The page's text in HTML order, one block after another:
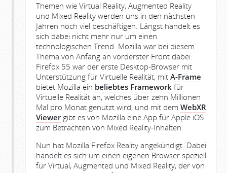
Themen wie Virtual Reality, Augmented Reality
und Mixed Reality werden uns in den nächsten
Jahren noch viel beschäftigen. Längst handelt es
sich dabei nicht mehr nur um einen
technologischen Trend. Mozilla war bei diesem
Thema von Anfang an vorderster Front dabei:
Firefox 55 war der erste Desktop-Browser mit
Unterstützung für Virtuelle Realität, mit A-Frame
bietet Mozilla ein beliebtes Framework für
Virtuelle Realität an, welches über zehn Millionen
Mal pro Monat genutzt wird, und mit dem WebXR
Viewergibt es von Mozilla eine App für Apple iOS
zum Betrachten von Mixed Reality-Inhalten.
Nun hat Mozilla Firefox Reality angekündigt. Dabei
handelt es sich um einen eigenen Browser speziell
für Virtual, Augmented und Mixed Reality, der von